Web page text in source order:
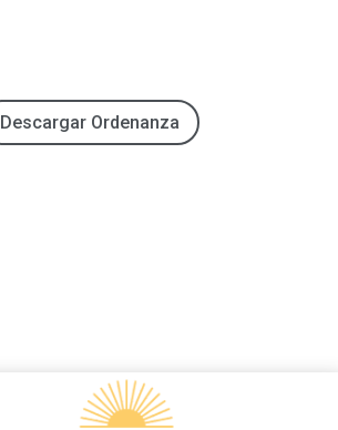
Descargar Ordenanza